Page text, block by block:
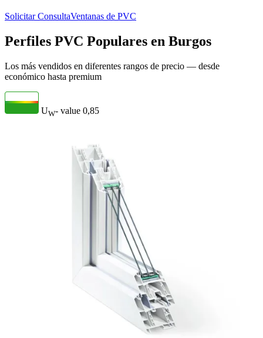
Solicitar ConsultaVentanas de PVC
Perfiles PVC Populares en Burgos
Los más vendidos en diferentes rangos de precio — desde
económico hasta premium
UW- value 0,85